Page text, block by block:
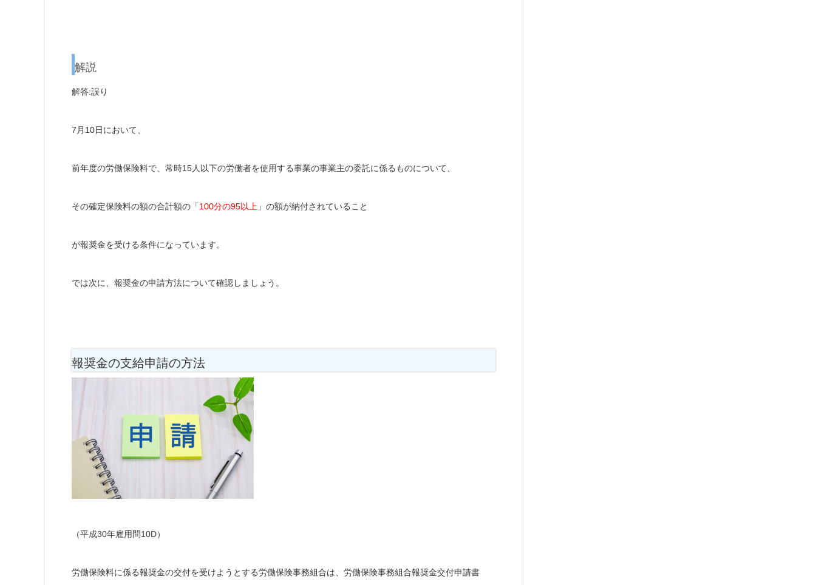
解説
解答:誤り
7月10日において、
前年度の労働保険料で、常時15人以下の労働者を使用する事業の事業主の委託に係るものについて、
その確定保険料の額の合計額の「100分の95以上 」の額が納付されていること
が報奨金を受ける条件になっています。
では次に、報奨金の申請方法について確認しましょう。
報奨金の支給申請の方法
（平成30年雇用問10D）
労働保険料に係る報奨金の交付を受けようとする労働保険事務組合は、労働保険事務組合報奨金交付申請書